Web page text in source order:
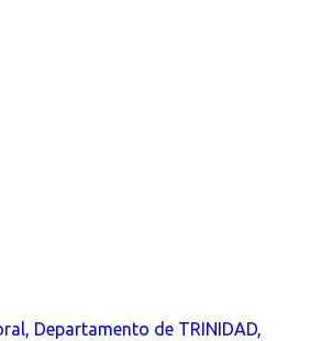
Departamento de TRINIDAD,